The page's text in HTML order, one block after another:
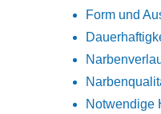
Form und
Notwendige